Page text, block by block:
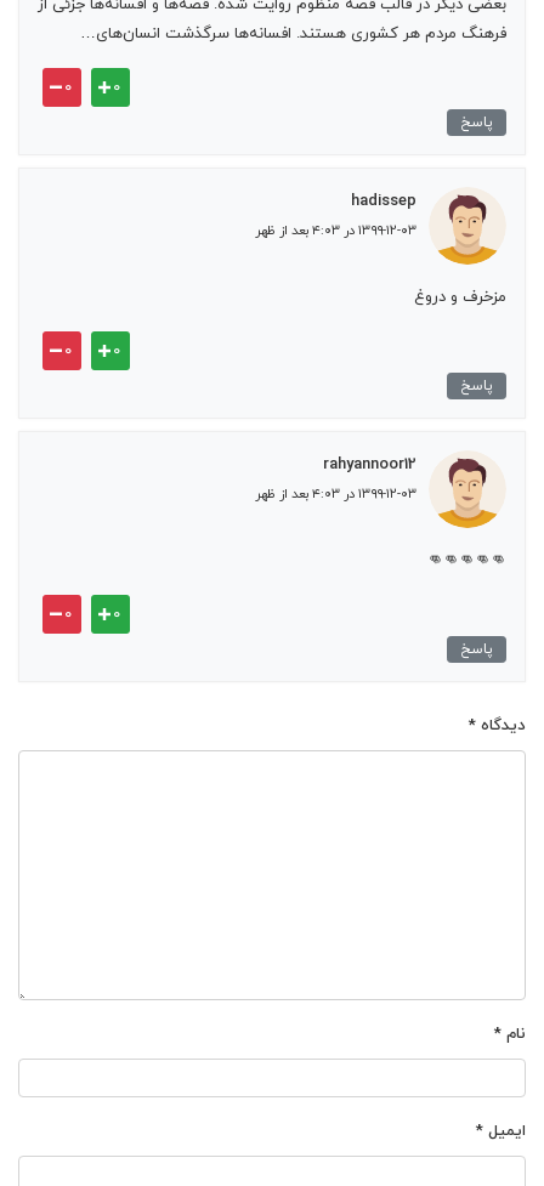
بعضی‌ دیگر در قالب‌ قصه‌ منظوم‌ روایت شده. قصه‌ها و افسانه‌ها جزئی از
فرهنگ مردم هر کشوری هستند. افسانه‌ها سرگذشت انسان‌های…
۰ ۰
پاسخ
hadissep
۱۳۹۹-۱۲-۰۳ در ۴:۰۳ بعد از ظهر
مزخرف و دروغ
۰ ۰
پاسخ
rahyannoor12
۱۳۹۹-۱۲-۰۳ در ۴:۰۳ بعد از ظهر
👊👊👊👊👊
۰ ۰
پاسخ
دیدگاه *
نام *
ایمیل *